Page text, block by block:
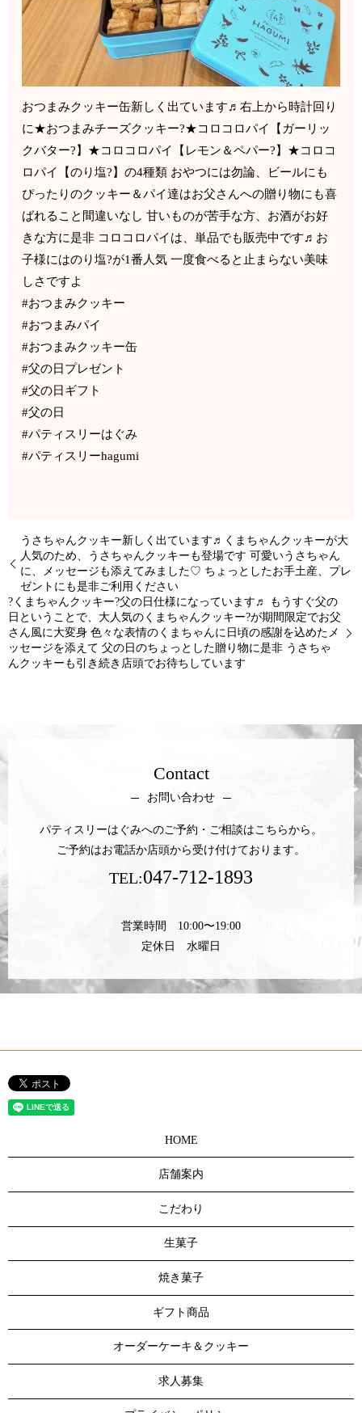
おつまみクッキー缶新しく出ています♬右上から時計回り
に★おつまみチーズクッキー?★コロコロパイ【ガーリッ
クバター?】★コロコロパイ【レモン＆ペパー?】★コロコ
ロパイ【のり塩?】の4種類 おやつには勿論、ビールにも
ぴったりのクッキー＆パイ達はお父さんへの贈り物にも喜
ばれること間違いなし 甘いものが苦手な方、お酒がお好
きな方に是非 コロコロパイは、単品でも販売中です♬お
子様にはのり塩?が1番人気 一度食べると止まらない美味
しさですよ
#おつまみクッキー
#おつまみパイ
#おつまみクッキー缶
#父の日プレゼント
#父の日ギフト
#父の日
#パティスリーはぐみ
#パティスリーhagumi
うさちゃんクッキー新しく出ています♬くまちゃんクッキーが大
人気のため、うさちゃんクッキーも登場です 可愛いうさちゃん
に、メッセージも添えてみました♡ ちょっとしたお手土産、プレ
ゼントにも是非ご利用ください
?くまちゃんクッキー?父の日仕様になっています♬ もうすぐ父の
日ということで、大人気のくまちゃんクッキー?が期間限定でお父
さん風に大変身 色々な表情のくまちゃんに日頃の感謝を込めたメ
ッセージを添えて 父の日のちょっとした贈り物に是非 うさちゃ
んクッキーも引き続き店頭でお待ちしています
Contact
お問い合わせ
パティスリーはぐみへのご予約・ご相談はこちらから。
ご予約はお電話か店頭から受け付けております。
TEL:047-712-1893
営業時間 10:00〜19:00
定休日 水曜日
HOME
店舗案内
こだわり
生菓子
焼き菓子
ギフト商品
オーダーケーキ＆クッキー
求人募集